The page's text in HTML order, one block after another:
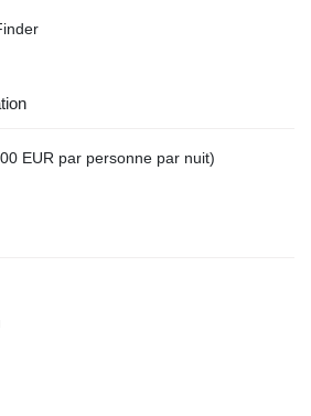
EUR par personne par nuit)